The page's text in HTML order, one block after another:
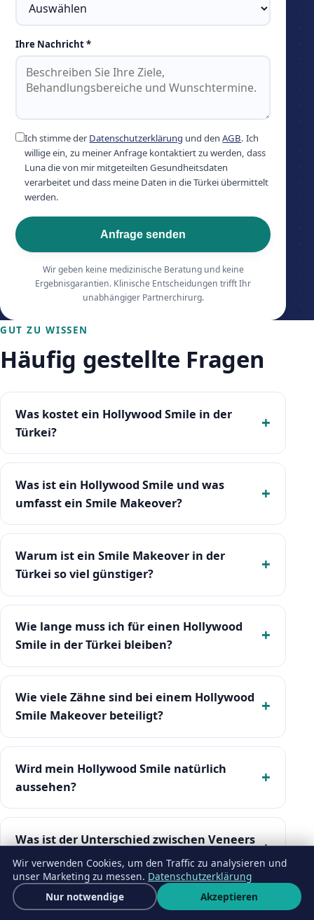
Ihre Nachricht *
Ich stimme derDatenschutzerklärung und denAGB. Ich
willige ein, zu meiner Anfrage kontaktiert zu werden, dass
Luna die von mir mitgeteilten Gesundheitsdaten
verarbeitet und dass meine Daten in die Türkei übermittelt
werden.
Anfrage senden
Wir geben keine medizinische Beratung und keine
Ergebnisgarantien. Klinische Entscheidungen trifft Ihr
unabhängiger Partnerchirurg.
GUT ZU WISSEN
Häufig gestellte Fragen
Was kostet ein Hollywood Smile in der
Türkei?
Was ist ein Hollywood Smile und was
umfasst ein Smile Makeover?
Warum ist ein Smile Makeover in der
Türkei so viel günstiger?
Wie lange muss ich für einen Hollywood
Smile in der Türkei bleiben?
Wie viele Zähne sind bei einem Hollywood
Smile Makeover beteiligt?
Wird mein Hollywood Smile natürlich
aussehen?
Was ist der Unterschied zwischen Veneers
und Kronen bei einem Smile Makeover?
Ist ein Smile Makeover schmerzhaft und
Kostenloses Angebot
Wir verwenden Cookies, um den Traffic zu analysieren und
unser Marketing zu messen. Datenschutzerklärung
Nur notwendige
Akzeptieren